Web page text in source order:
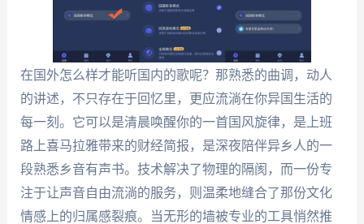
在国外怎么样才能听国内的歌呢？那熟悉的曲调，动人
的讲述，不只存在于回忆里，更应流淌在你异国生活的
每一刻。它可以是清晨唤醒你的一首国风旋律，是上班
路上喜马拉雅带来的财经简报，是深夜陪伴异乡人的一
段熟悉乡音有声书。技术解决了物理的隔阂，而一份专
注于让声音自由流淌的服务，则温柔地缝合了那份文化
情感上的归属感裂痕。当无形的墙被专业的工具悄然推